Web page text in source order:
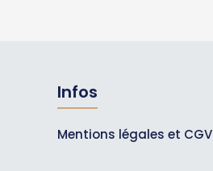
Infos
Mentions légales et CGV